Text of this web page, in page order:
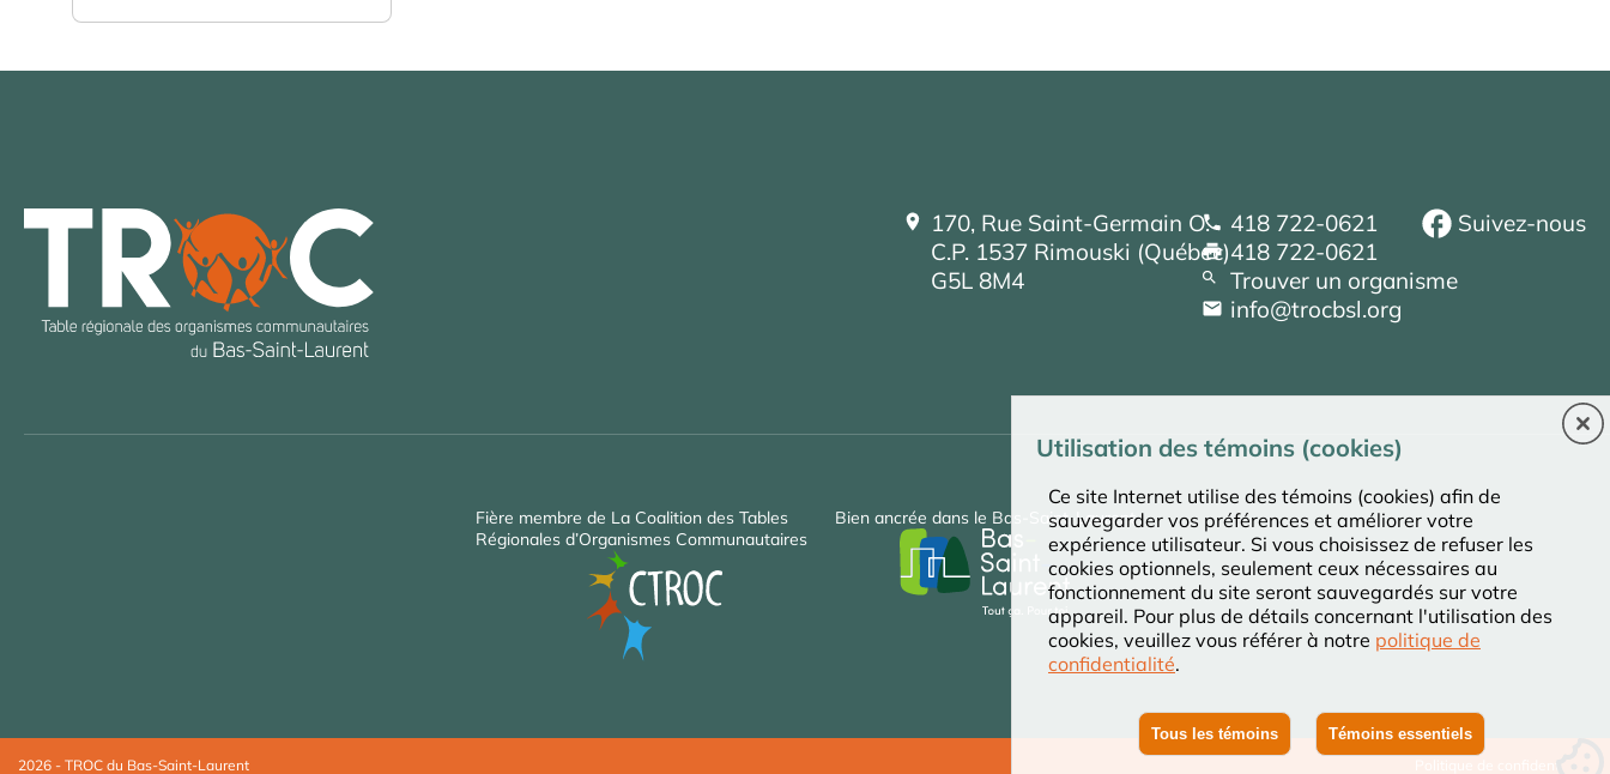
170, Rue Saint-Germain O.
C.P. 1537 Rimouski (Québec)
G5L 8M4
418 722-0621
418 722-0621
Trouver un organisme
info@trocbsl.org
Suivez-nous
Fière membre de La Coalition des Tables
Régionales d’Organismes Communautaires
Bien ancrée dans le Bas‑Saint‑Laurent
2026 - TROC du Bas-Saint-Laurent Politique de confidentialité
Utilisation des témoins (cookies)
Ce site Internet utilise des témoins (cookies) afin de
sauvegarder vos préférences et améliorer votre
expérience utilisateur. Si vous choisissez de refuser les
cookies optionnels, seulement ceux nécessaires au
fonctionnement du site seront sauvegardés sur votre
appareil. Pour plus de détails concernant l'utilisation des
cookies, veuillez vous référer à notre politique de
confidentialité.
Tous les témoins Témoins essentiels